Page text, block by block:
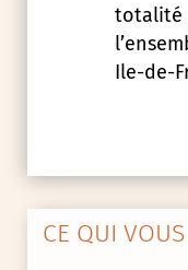
totalité
Ile-de-
CE QUI